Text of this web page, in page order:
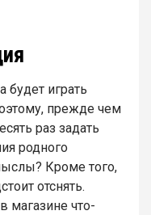
будет играть
прежде чем
раз задать
родного
Кроме того,
отснять.
магазине что-